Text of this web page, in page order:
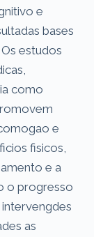
e
bases
estudos
como
e
fisicos,
e a
o progresso
as